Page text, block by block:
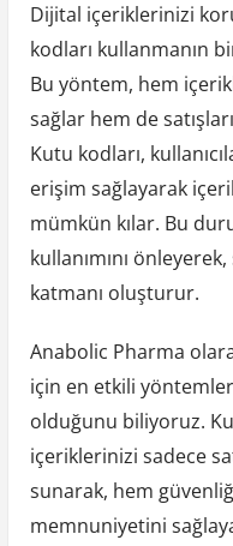
Dijital içeriklerinizi
kodları kullanmanın
Bu yöntem, hem
sağlar hem de
Kutu kodları,
erişim sağlayarak
mümkün kılar. Bu
kullanımını
katmanı oluşturur.
Anabolic Pharma
için en etkili
olduğunu biliyoruz.
içeriklerinizi sadece
sunarak, hem
memnuniyetini